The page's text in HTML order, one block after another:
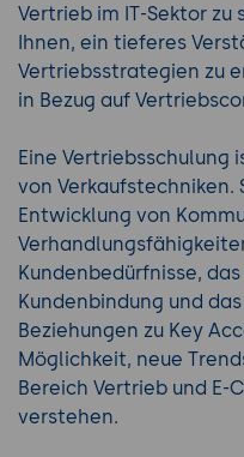
Vertrieb im IT-Sektor zu
Ihnen, ein tieferes
Vertriebsstrategien zu
in Bezug auf
Eine Vertriebsschulung
von Verkaufstechniken.
Entwicklung von
Kundenbedürfnisse,
Kundenbindung und
Beziehungen zu Key
Möglichkeit, neue
Bereich Vertrieb und E-
verstehen.